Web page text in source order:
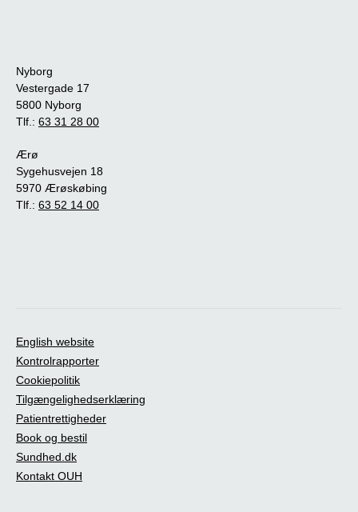
Nyborg
Vestergade 17
5800 Nyborg
Tlf.: 63 31 28 00
Ærø
Sygehusvejen 18
5970 Ærøskøbing
Tlf.: 63 52 14 00
English website
Kontrolrapporter
Cookiepolitik
Tilgængelighedserklæring
Patientrettigheder
Book og bestil
Sundhed.dk
Kontakt OUH